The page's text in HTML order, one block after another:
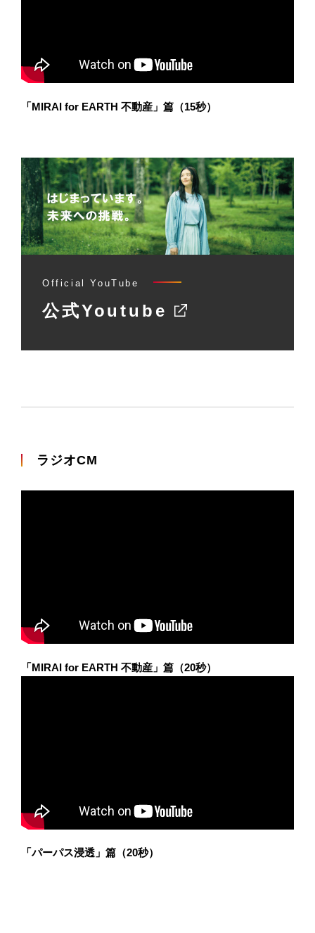
「MIRAI for EARTH 不動産」篇（15秒）
Official YouTube
公式Youtube
ラジオCM
「MIRAI for EARTH 不動産」篇（20秒）
「パーパス浸透」篇（20秒）